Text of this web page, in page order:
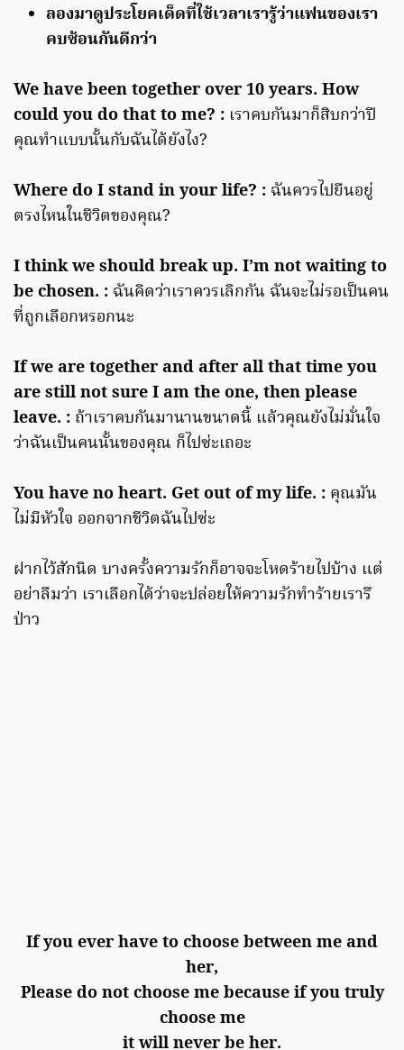
ลองมาดูประโยคเด็ดที่ใช้เวลาเรารู้ว่าแฟนของเรา
คบซ้อนกันดีกว่า
We have been together over 10 years. How
could you do that to me? : เราคบกันมาก็สิบกว่าปี
คุณทำแบบนั้นกับฉันได้ยังไง?
Where do I stand in your life? : ฉันควรไปยืนอยู่
ตรงไหนในชีวิตของคุณ?
I think we should break up. I’m not waiting to
be chosen. : ฉันคิดว่าเราควรเลิกกัน ฉันจะไม่รอเป็นคน
ที่ถูกเลือกหรอกนะ
If we are together and after all that time you
are still not sure I am the one, then please
leave. : ถ้าเราคบกันมานานขนาดนี้ แล้วคุณยังไม่มั่นใจ
ว่าฉันเป็นคนนั้นของคุณ ก็ไปซ่ะเถอะ
You have no heart. Get out of my life. : คุณมัน
ไม่มีหัวใจ ออกจากชีวิตฉันไปซ่ะ
ฝากไว้สักนิด บางครั้งความรักก็อาจจะโหดร้ายไปบ้าง แต่
อย่าลืมว่า เราเลือกได้ว่าจะปล่อยให้ความรักทำร้ายเรารึ
ป่าว
If you ever have to choose between me and
her,
Please do not choose me because if you truly
choose me
it will never be her.